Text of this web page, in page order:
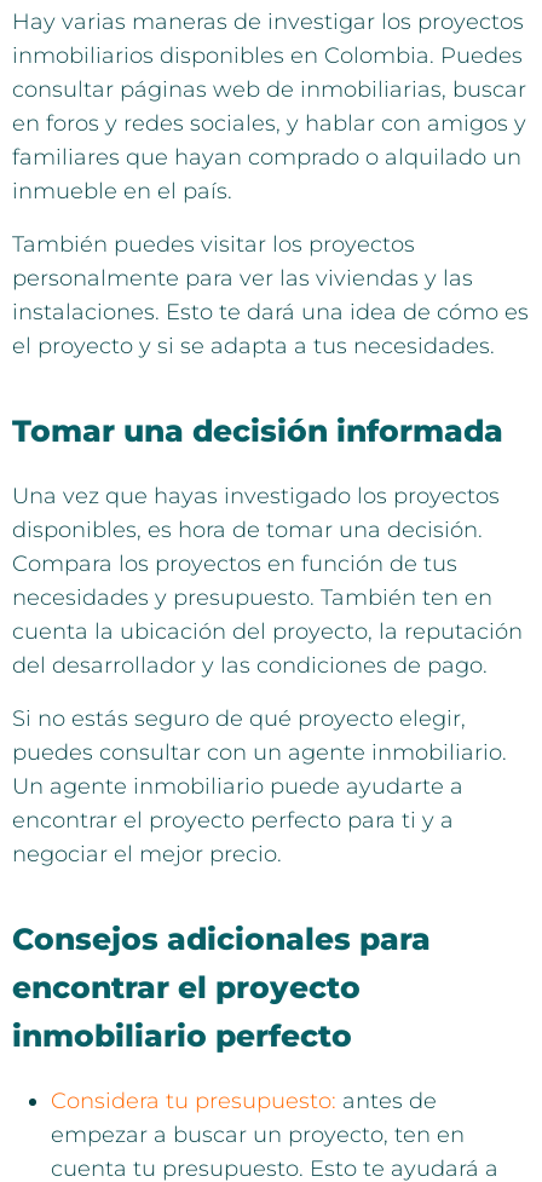
Hay varias maneras de investigar los proyectos
inmobiliarios disponibles en Colombia. Puedes
consultar páginas web de inmobiliarias, buscar
en foros y redes sociales, y hablar con amigos y
familiares que hayan comprado o alquilado un
inmueble en el país.
También puedes visitar los proyectos
personalmente para ver las viviendas y las
instalaciones. Esto te dará una idea de cómo es
el proyecto y si se adapta a tus necesidades.
Tomar una decisión informada
Una vez que hayas investigado los proyectos
disponibles, es hora de tomar una decisión.
Compara los proyectos en función de tus
necesidades y presupuesto. También ten en
cuenta la ubicación del proyecto, la reputación
del desarrollador y las condiciones de pago.
Si no estás seguro de qué proyecto elegir,
puedes consultar con un agente inmobiliario.
Un agente inmobiliario puede ayudarte a
encontrar el proyecto perfecto para ti y a
negociar el mejor precio.
Consejos adicionales para
encontrar el proyecto
inmobiliario perfecto
Considera tu presupuesto: antes de
empezar a buscar un proyecto, ten en
cuenta tu presupuesto. Esto te ayudará a